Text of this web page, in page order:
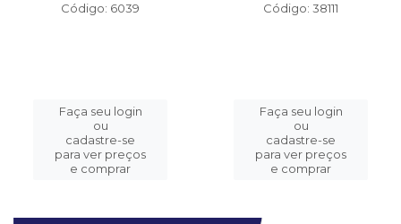
Código: 6039
Faça seu login
ou
cadastre-se
para ver preços
e comprar
Código: 38111
Faça seu login
ou
cadastre-se
para ver preços
e comprar